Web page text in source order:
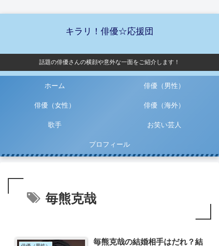
キラリ！俳優☆応援団
話題の俳優さんの横顔や意外な一面をご紹介します！
ホーム 俳優（男性）
俳優（女性） 俳優（海外）
歌手 お笑い芸人
プロフィール
毎熊克哉
毎熊克哉の結婚相手はだれ？結